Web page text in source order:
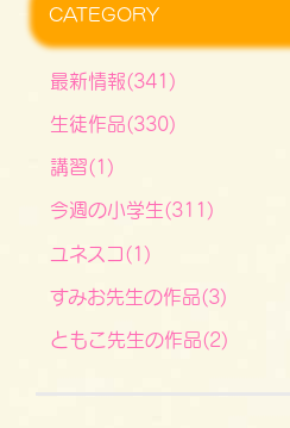
CATEGORY
最新情報(341)
生徒作品(330)
講習(1)
今週の小学生(311)
ユネスコ(1)
すみお先生の作品(3)
ともこ先生の作品(2)